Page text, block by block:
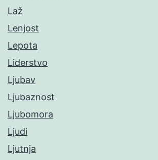
Laž
Lenjost
Lepota
Liderstvo
Ljubav
Ljubaznost
Ljubomora
Ljudi
Ljutnja